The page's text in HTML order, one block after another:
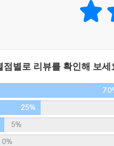
점별로 리뷰를 확인해 보세
25%
5%
0%